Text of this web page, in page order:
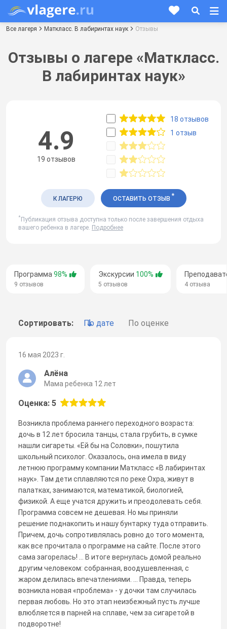
Все лагеря Маткласс. В лабиринтах наук Отзывы
Отзывы о лагере «Маткласс.
В лабиринтах наук»
Программа 98%
9 отзывов
Экскурсии 100%
5 отзывов 4 отзыва
Сортировать: По дате По оценке
16 мая 2023 г.
Алёна
Мама ребенка 12 лет
Оценка: 5
Возникла проблема раннего переходного возраста:
дочь в 12 лет бросила танцы, стала грубить, в сумке
нашли сигареты. «Ей бы на Соловки», пошутила
школьный психолог. Оказалось, она имела в виду
летнюю программу компании Маткласс «В лабиринтах
наук». Там дети сплавляются по реке Охра, живут в
палатках, занимаются, математикой, биологией,
физикой. А еще учатся дружить и преодолевать себя.
Программа совсем не дешевая. Но мы приняли
решение поднакопить и нашу бунтарку туда отправить.
Причем, дочь сопротивлялась ровно до того момента,
как все прочитала о программе на сайте. После этого
сама загорелась! ... В итоге вернулась домой реально
другим человеком: собранная, воодушевленная, с
жаром делилась впечатлениями. ... Правда, теперь
возникла новая «проблема» - у дочки там случилась
первая любовь. Но это этап неизбежный пусть лучше
влюбляется в парней на сплаве, чем за сигаретой в
подворотне!
4.9
19 отзывов
18 отзывов
1 отзыв
К ЛАГЕРЮ ОСТАВИТЬ ОТЗЫВ *
* Публикация отзыва доступна только после завершения отдыха
вашего ребенка в лагере. Подробнее